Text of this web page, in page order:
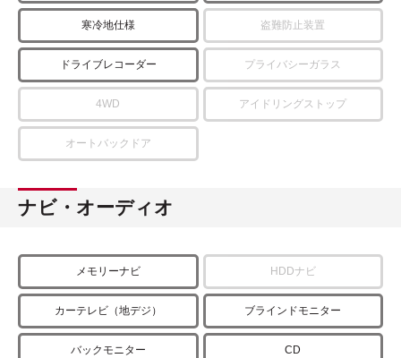
寒冷地仕様 盗難防止装置
ドライブレコーダー プライバシーガラス
4WD アイドリングストップ
オートバックドア
ナビ・オーディオ
メモリーナビ HDDナビ
カーテレビ（地デジ） ブラインドモニター
バックモニター CD